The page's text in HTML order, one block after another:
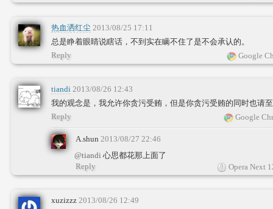
热血洒红尘 2013/08/25 17:11
总是睁着眼睛说瞎话，不到实在瞒不住了是不会承认的。
Google
Reply
tiandi 2013/08/26 12:43
我的观念是，我允许你贪污受贿，但是你贪污受贿的同时也请
Google
Reply
A.shun 2013/08/27 22:46
@tiandi 心思都花那上面了
Opera Next
Reply
xuzizzz 2013/08/26 12:49